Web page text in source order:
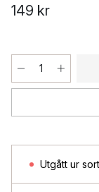
149 kr
Utgått ur